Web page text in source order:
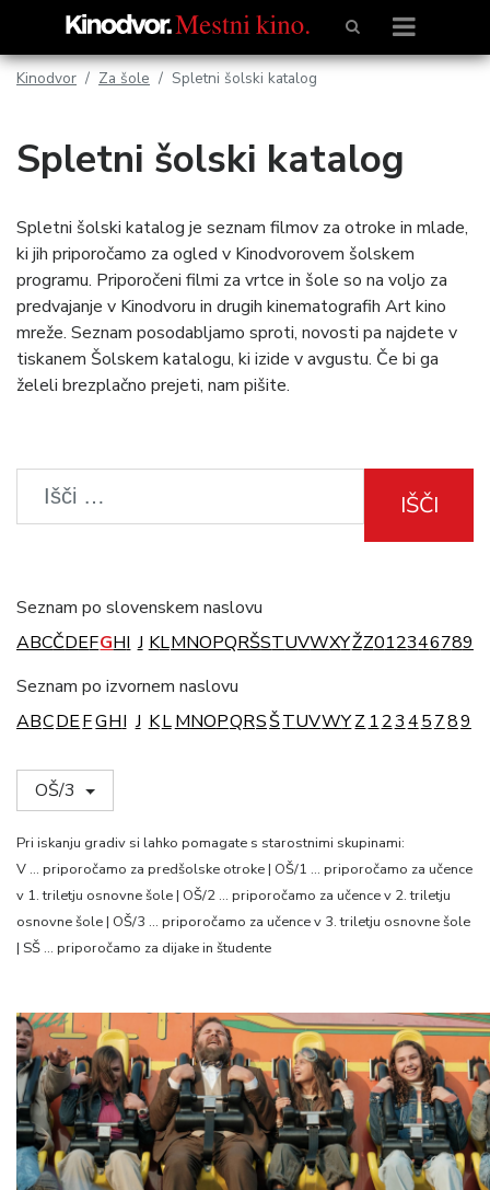
Kinodvor Za šole Spletni šolski katalog
Spletni šolski katalog
Spletni šolski katalog je seznam filmov za otroke in mlade,
ki jih priporočamo za ogled v Kinodvorovem šolskem
programu. Priporočeni filmi za vrtce in šole so na voljo za
predvajanje v Kinodvoru in drugih kinematografih Art kino
mreže. Seznam posodabljamo sproti, novosti pa najdete v
tiskanem Šolskem katalogu, ki izide v avgustu. Če bi ga
želeli brezplačno prejeti, nam pišite.
IŠČI
Seznam po slovenskem naslovu
ABCČDEFGHI J KLMNOPQRŠSTUVWXYŽZ012346789
Seznam po izvornem naslovu
ABCDEFGHI J KLMNOPQRSŠTUVWYZ 1 2345789
OŠ/3
Pri iskanju gradiv si lahko pomagate s starostnimi skupinami:
V … priporočamo za predšolske otroke | OŠ/1 … priporočamo za učence
v 1. triletju osnovne šole | OŠ/2 … priporočamo za učence v 2. triletju
osnovne šole | OŠ/3 … priporočamo za učence v 3. triletju osnovne šole
| SŠ … priporočamo za dijake in študente